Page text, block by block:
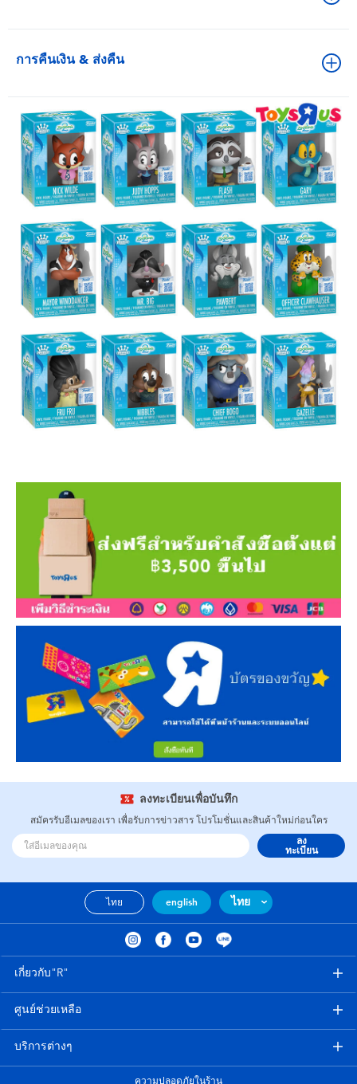
การคืนเงิน & ส่งคืน
ลงทะเบียนเพื่อบันทึก
สมัครรับอีเมลของเรา เพื่อรับการข่าวสาร โปรโมชั่นและสินค้าใหม่ก่อนใคร
ลง
ทะเบียน
ไทย english ไทย
เกี่ยวกับ"R"
ศูนย์ช่วยเหลือ
บริการต่างๆ
ความปลอดภัยในร้าน